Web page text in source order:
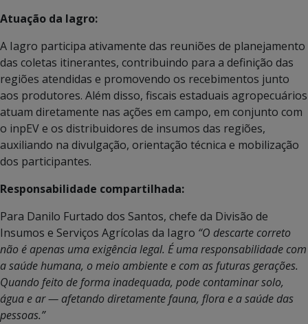
Atuação da Iagro:
A Iagro participa ativamente das reuniões de planejamento
das coletas itinerantes, contribuindo para a definição das
regiões atendidas e promovendo os recebimentos junto
aos produtores. Além disso, fiscais estaduais agropecuários
atuam diretamente nas ações em campo, em conjunto com
o inpEV e os distribuidores de insumos das regiões,
auxiliando na divulgação, orientação técnica e mobilização
dos participantes.
Responsabilidade compartilhada:
Para Danilo Furtado dos Santos, chefe da Divisão de
Insumos e Serviços Agrícolas da Iagro “O descarte correto
não é apenas uma exigência legal. É uma responsabilidade com
a saúde humana, o meio ambiente e com as futuras gerações.
Quando feito de forma inadequada, pode contaminar solo,
água e ar — afetando diretamente fauna, flora e a saúde das
pessoas.”